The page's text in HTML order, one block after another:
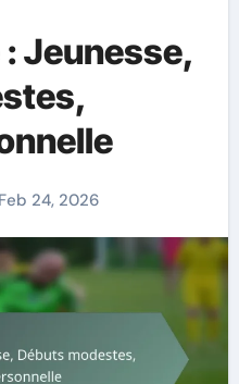
: Jeunesse,
Feb 24, 2026